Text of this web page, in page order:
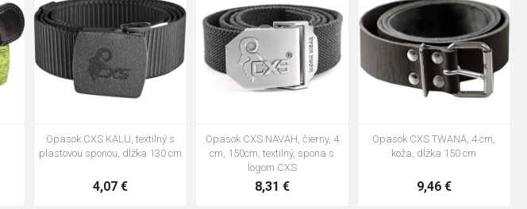
Opasok CXS KALU, textilný s
plastovou sponou, dĺžka 130 cm
4,07 €
Opasok CXS NAVAH, čierny, 4
cm, 150cm, textilný, spona s
logom CXS
8,31 €
Opasok CXS TWANA, 4 cm,
koža, dĺžka 150 cm
9,46 €